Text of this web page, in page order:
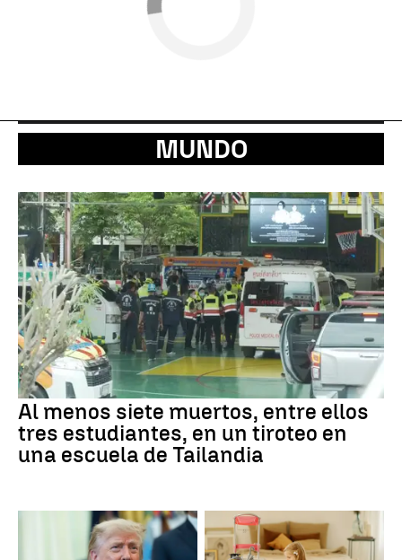
MUNDO
Al menos siete muertos, entre ellos
tres estudiantes, en un tiroteo en
una escuela de Tailandia